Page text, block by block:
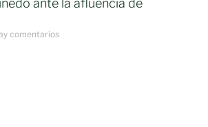
ante la afluencia de
comentarios